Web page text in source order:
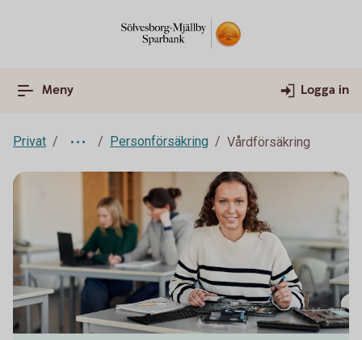
Meny Logga in
Privat Personförsäkring Vårdförsäkring